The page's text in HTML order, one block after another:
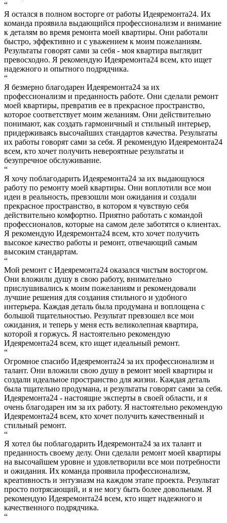
“
Я остался в полном восторге от работы Идеяремонта24. Их
команда проявила выдающийся профессионализм и внимание
к деталям во время ремонта моей квартиры. Они работали
быстро, эффективно и с уважением к моим пожеланиям.
Результаты говорят сами за себя - моя квартира выглядит
превосходно. Я рекомендую Идеяремонта24 всем, кто ищет
надежного и опытного подрядчика.
“
Я безмерно благодарен Идеяремонта24 за их
профессионализм и преданность работе. Они сделали ремонт
моей квартиры, превратив ее в прекрасное пространство,
которое соответствует моим желаниям. Они действительно
понимают, как создать гармоничный и стильный интерьер,
придерживаясь высочайших стандартов качества. Результаты
их работы говорят сами за себя. Я рекомендую Идеяремонта24
всем, кто хочет получить невероятные результаты и
безупречное обслуживание.
“
Я хочу поблагодарить Идеяремонта24 за их выдающуюся
работу по ремонту моей квартиры. Они воплотили все мои
идеи в реальность, превзошли мои ожидания и создали
прекрасное пространство, в котором я чувствую себя
действительно комфортно. Приятно работать с командой
профессионалов, которые на самом деле заботятся о клиентах.
Я рекомендую Идеяремонта24 всем, кто хочет получить
высокое качество работы и ремонт, отвечающий самым
высоким стандартам.
“
Мой ремонт с Идеяремонта24 оказался чистым восторгом.
Они вложили душу в свою работу, внимательно
прислушивались к моим пожеланиям и рекомендовали
лучшие решения для создания стильного и удобного
интерьера. Каждая деталь была продумана и воплощена с
большой тщательностью. Результат превзошел все мои
ожидания, и теперь у меня есть великолепная квартира,
которой я горжусь. Я настоятельно рекомендую
Идеяремонта24 всем, кто ищет идеальный ремонт.
“
Огромное спасибо Идеяремонта24 за их профессионализм и
талант. Они вложили свою душу в ремонт моей квартиры и
создали идеальное пространство для жизни. Каждая деталь
была тщательно продумана, и результаты говорят сами за себя.
Идеяремонта24 - настоящие эксперты в своей области, и я
очень благодарен им за их работу. Я настоятельно рекомендую
Идеяремонта24 всем, кто хочет получить качественный и
стильный ремонт.
“
Я хотел бы поблагодарить Идеяремонта24 за их талант и
преданность своему делу. Они сделали ремонт моей квартиры
на высочайшем уровне и удовлетворили все мои потребности
и ожидания. Их команда проявила профессионализм,
креативность и энтузиазм на каждом этапе проекта. Результат
просто потрясающий, и я не могу быть более довольным. Я
рекомендую Идеяремонта24 всем, кто ищет надежного и
качественного подрядчика.
“